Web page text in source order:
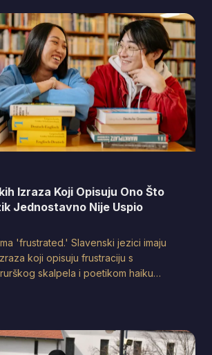
Izraza Koji Opisuju Ono Što
Jednostavno Nije Uspio
'frustrated.' Slavenski jezici imaju
koji opisuju frustraciju s
skalpela i poetikom haiku